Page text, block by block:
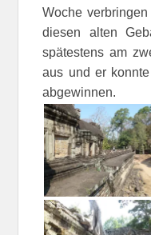
Woche
diesen alten
spätestens am
aus und er
abgewinnen.